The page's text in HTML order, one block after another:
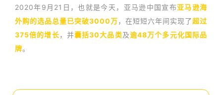
2020年9月21日，也就是今天，亚马逊中国宣布亚马逊海
外购的选品总量已突破3000万，在短短六年间实现了超过
375倍的增长，并囊括30大品类及逾48万个多元化国际品
牌。